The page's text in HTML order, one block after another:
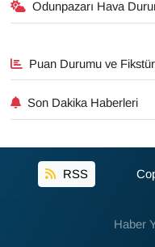
Odunpazarı Hava
Puan Durumu ve Fikstür
Son Dakika Haberleri
RSS
Haber